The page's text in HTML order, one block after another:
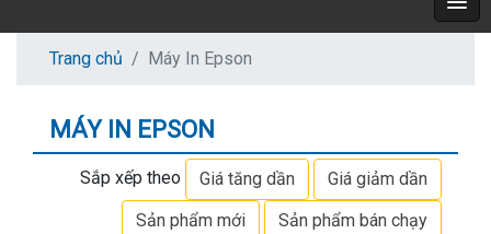
Trang chủ Máy In Epson
MÁY IN EPSON
Sắp xếp theo Giá tăng dần
Giá giảm dần
Sản phẩm mới
Sản phẩm bán chạy